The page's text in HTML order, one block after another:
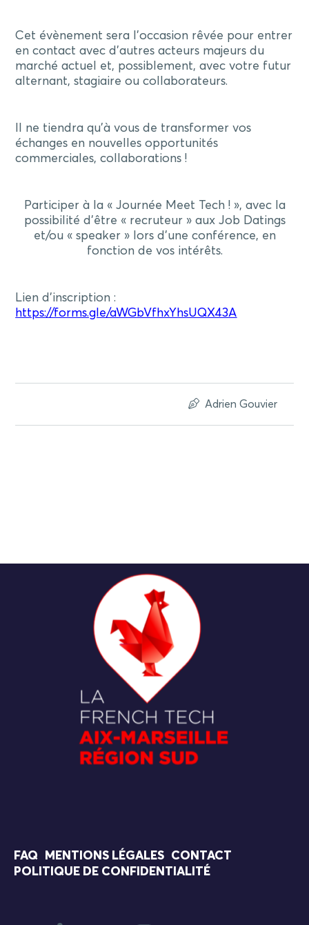
Cet évènement sera l’occasion rêvée pour entrer
en contact avec d’autres acteurs majeurs du
marché actuel et, possiblement, avec votre futur
alternant, stagiaire ou collaborateurs.
Il ne tiendra qu’à vous de transformer vos
échanges en nouvelles opportunités
commerciales, collaborations !
Participer à la « Journée Meet Tech ! », avec la
possibilité d’être « recruteur » aux Job Datings
et/ou « speaker » lors d’une conférence, en
fonction de vos intérêts.
Lien d’inscription :
https://forms.gle/aWGbVfhxYhsUQX43A
Adrien Gouvier
FAQ MENTIONS LÉGALES
CONTACT
POLITIQUE DE CONFIDENTIALITÉ